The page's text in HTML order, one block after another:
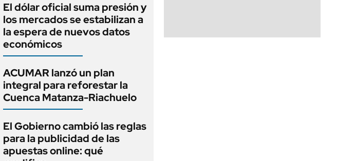
El dólar oficial suma presión y
los mercados se estabilizan a
la espera de nuevos datos
económicos
ACUMAR lanzó un plan
integral para reforestar la
Cuenca Matanza-Riachuelo
El Gobierno cambió las reglas
para la publicidad de las
apuestas online: qué